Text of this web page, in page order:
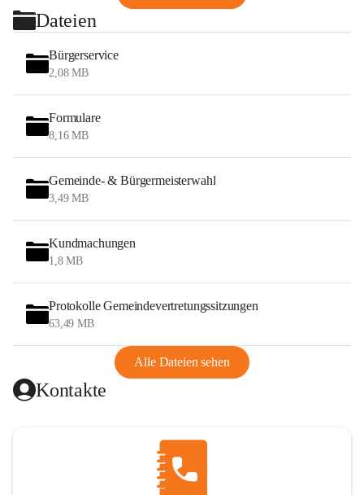
Dateien
Bürgerservice
2,08 MB
Formulare
8,16 MB
Gemeinde- & Bürgermeisterwahl
3,49 MB
Kundmachungen
1,8 MB
Protokolle Gemeindevertretungssitzungen
63,49 MB
Alle Dateien sehen
Kontakte